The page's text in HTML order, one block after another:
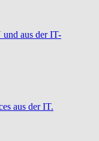
aus der IT-
aus der IT.